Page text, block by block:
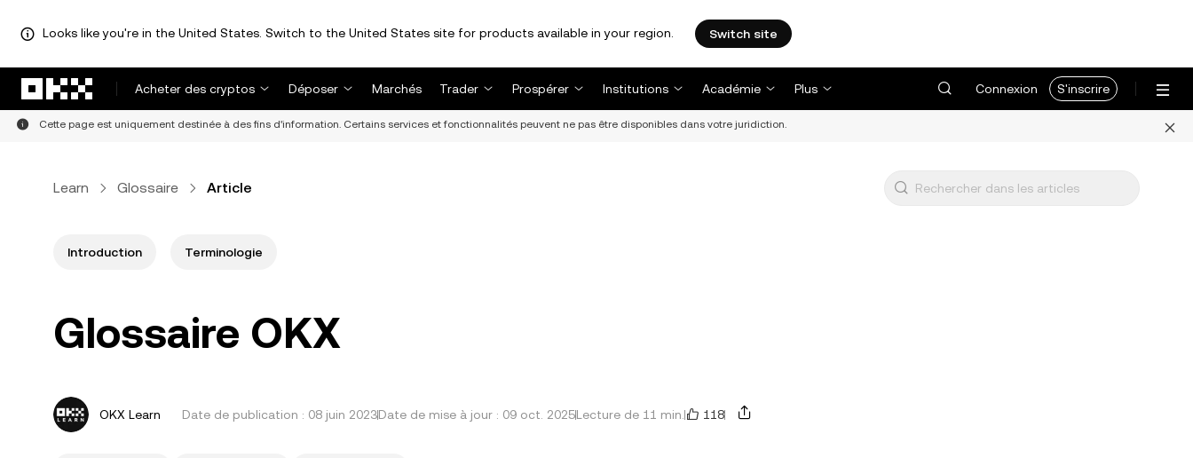
Looks like you're in the United States. Switch to the United States site for products available in your region. Switch site
Acheter des cryptos
Déposer Marchés Trader Prospérer Institutions Académie Plus Connexion S'inscrire
Cette page est uniquement destinée à des fins d'information. Certains services et fonctionnalités peuvent ne pas être disponibles dans votre juridiction.
Learn Glossaire Article
Introduction Terminologie
Glossaire OKX
OKX Learn Date de publication : 08 juin 2023Date de mise à jour : 09 oct. 2025Lecture de 11 min. 118